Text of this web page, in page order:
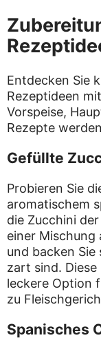
Entdecken Sie
Rezeptideen
Vorspeise,
Rezepte
Gefüllte
Probieren Sie
aromatischem
die Zucchini
einer Mischung
und backen Sie
zart sind.
leckere Option
zu
Spanisches